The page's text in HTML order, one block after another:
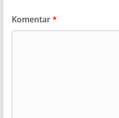
Komentar*